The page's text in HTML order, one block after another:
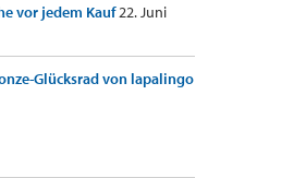
vor jedem Kauf22. Juni
Glücksrad von lapalingo